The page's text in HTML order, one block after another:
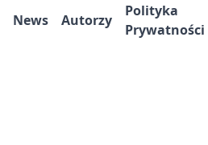
News Autorzy
Polityka
Prywatności